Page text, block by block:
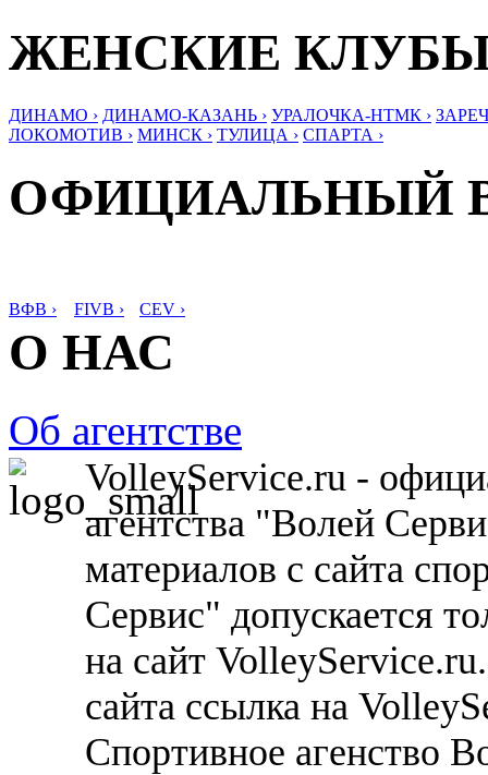
ЖЕНСКИЕ
ДИНАМО › ДИНАМО-КАЗАНЬ › УРАЛОЧКА-НТМК ›
ЛОКОМОТИВ › МИНСК › ТУЛИЦА › СПАРТА ›
ОФИЦИАЛЬНЫЙ
ВФВ › FIVB › CEV ›
О НАС
Об агентстве
VolleyService.ru -
агентства "Волей
материалов с сайта
Сервис" допускается
на сайт
сайта ссылка на
Спортивное агенство